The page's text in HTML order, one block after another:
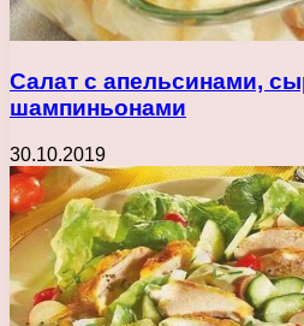
Салат с апельсинами,
шампиньонами
30.10.2019